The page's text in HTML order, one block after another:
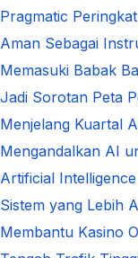
Pragmatic
Aman Sebagai
Memasuki Babak
Jadi Sorotan Peta
Menjelang Kuartal
Mengandalkan AI
Artificial
Sistem yang Lebih
Membantu Kasino